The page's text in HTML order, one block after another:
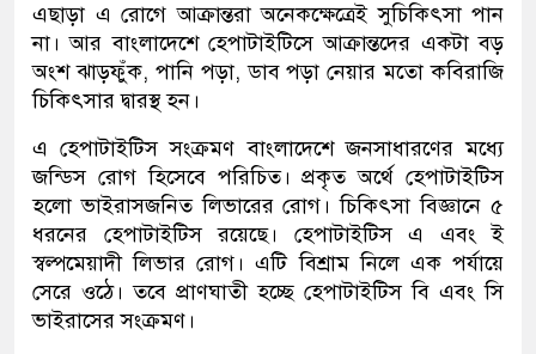
এছাড়া এ রোগে আক্রান্তরা অনেকক্ষেত্রেই সুচিকিৎসা পান
না। আর বাংলাদেশে হেপাটাইটিসে আক্রান্তদের একটা বড়
অংশ ঝাড়ফুঁক, পানি পড়া, ডাব পড়া নেয়ার মতো কবিরাজি
চিকিৎসার দ্বারস্থ হন।
এ হেপাটাইটিস সংক্রমণ বাংলাদেশে জনসাধারণের মধ্যে
জন্ডিস রোগ হিসেবে পরিচিত। প্রকৃত অর্থে হেপাটাইটিস
হলো ভাইরাসজনিত লিভারের রোগ। চিকিৎসা বিজ্ঞানে ৫
ধরনের হেপাটাইটিস রয়েছে। হেপাটাইটিস এ এবং ই
স্বল্পমেয়াদী লিভার রোগ। এটি বিশ্রাম নিলে এক পর্যায়ে
সেরে ওঠে। তবে প্রাণঘাতী হচ্ছে হেপাটাইটিস বি এবং সি
ভাইরাসের সংক্রমণ।